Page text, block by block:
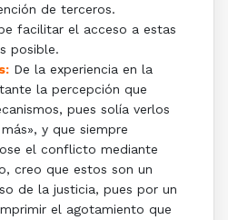
de terceros.
facilitar el acceso a estas
posible.
De la experiencia en la
la percepción que
pues solía verlos
y que siempre
el conflicto mediante
creo que estos son un
de la justicia, pues por un
el agotamiento que